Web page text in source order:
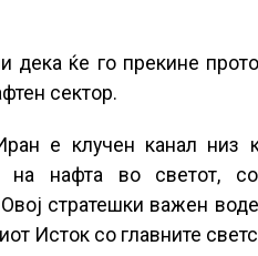
дека ќе го прекине
сектор.
е клучен канал низ
на нафта во светот,
стратешки важен
Исток со главните